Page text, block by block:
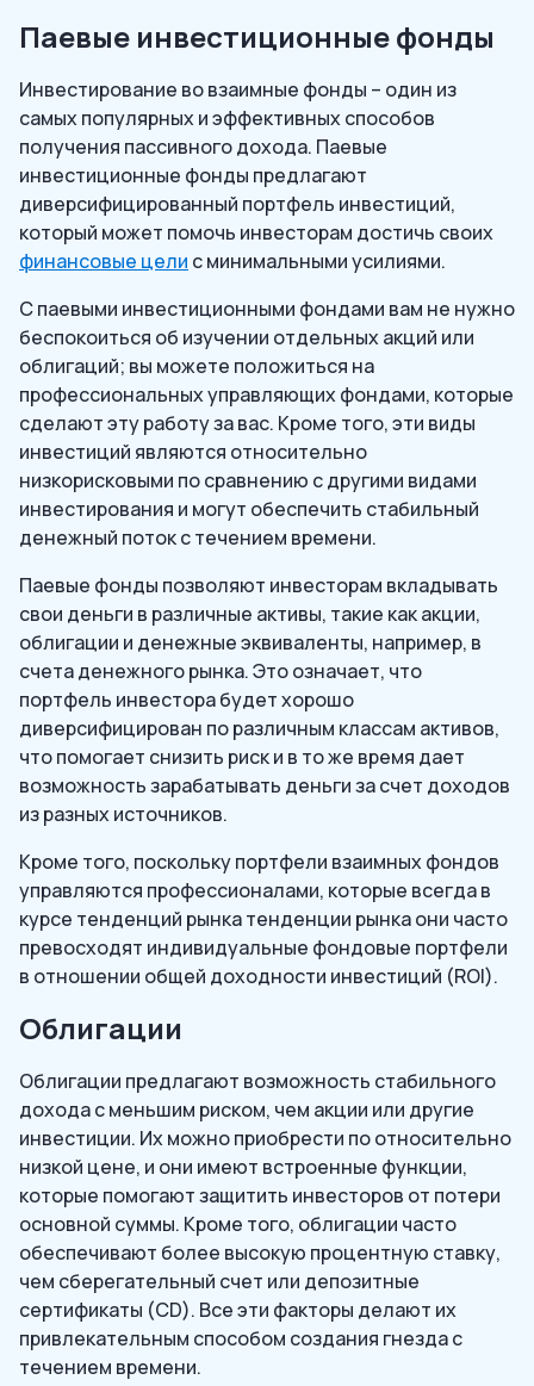
Паевые инвестиционные фонды
Инвестирование во взаимные фонды – один из
самых популярных и эффективных способов
получения пассивного дохода. Паевые
инвестиционные фонды предлагают
диверсифицированный портфель инвестиций,
который может помочь инвесторам достичь своих
финансовые цели с минимальными усилиями.
С паевыми инвестиционными фондами вам не нужно
беспокоиться об изучении отдельных акций или
облигаций; вы можете положиться на
профессиональных управляющих фондами, которые
сделают эту работу за вас. Кроме того, эти виды
инвестиций являются относительно
низкорисковыми по сравнению с другими видами
инвестирования и могут обеспечить стабильный
денежный поток с течением времени.
Паевые фонды позволяют инвесторам вкладывать
свои деньги в различные активы, такие как акции,
облигации и денежные эквиваленты, например, в
счета денежного рынка. Это означает, что
портфель инвестора будет хорошо
диверсифицирован по различным классам активов,
что помогает снизить риск и в то же время дает
возможность зарабатывать деньги за счет доходов
из разных источников.
Кроме того, поскольку портфели взаимных фондов
управляются профессионалами, которые всегда в
курсе тенденций рынка тенденции рынка они часто
превосходят индивидуальные фондовые портфели
в отношении общей доходности инвестиций (ROI).
Облигации
Облигации предлагают возможность стабильного
дохода с меньшим риском, чем акции или другие
инвестиции. Их можно приобрести по относительно
низкой цене, и они имеют встроенные функции,
которые помогают защитить инвесторов от потери
основной суммы. Кроме того, облигации часто
обеспечивают более высокую процентную ставку,
чем сберегательный счет или депозитные
сертификаты (CD). Все эти факторы делают их
привлекательным способом создания гнезда с
течением времени.